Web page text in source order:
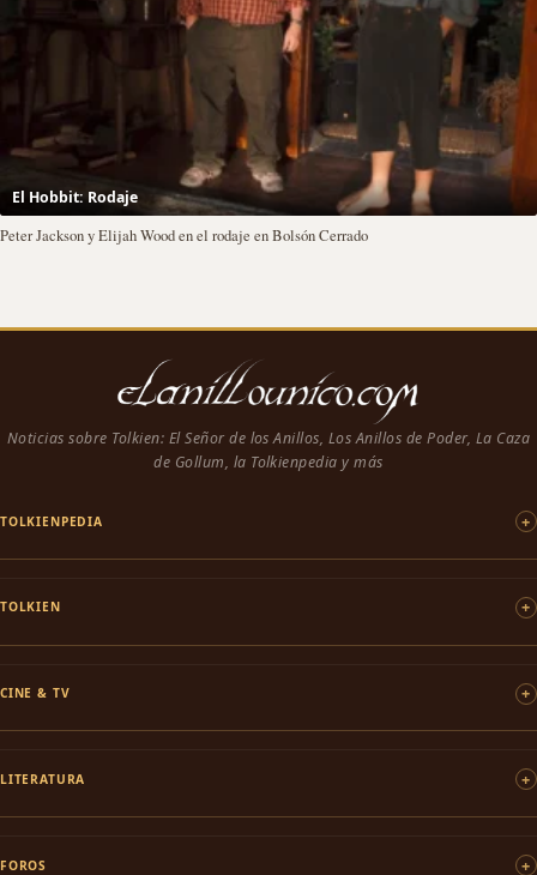
El Hobbit: Rodaje
Peter Jackson y Elijah Wood en el rodaje en Bolsón Cerrado
Noticias sobre Tolkien: El Señor de los Anillos, Los Anillos de Poder, La Caza
de Gollum, la Tolkienpedia y más
TOLKIENPEDIA
TOLKIEN
CINE & TV
LITERATURA
FOROS